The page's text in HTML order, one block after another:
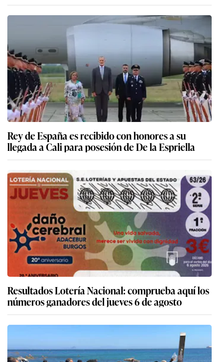
Rey de España es recibido con honores a su
llegada a Cali para posesión de De la Espriella
Resultados Lotería Nacional: comprueba aquí los
números ganadores del jueves 6 de agosto